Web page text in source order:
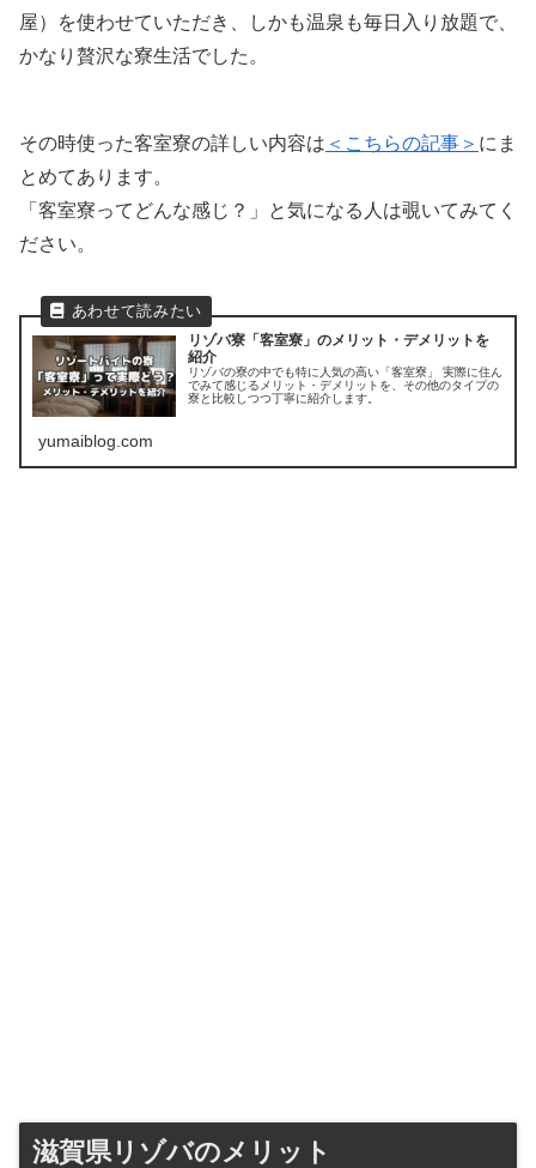
屋）を使わせていただき、しかも温泉も毎日入り放題で、
かなり贅沢な寮生活でした。
その時使った客室寮の詳しい内容は ＜こちらの記事＞ にま
とめてあります。
「客室寮ってどんな感じ？」と気になる人は覗いてみてく
ださい。
リゾバ寮「客室寮」のメリット・デメリットを
紹介
リゾバの寮の中でも特に人気の高い「客室寮」 実際に住ん
でみて感じるメリット・デメリットを、その他のタイプの
寮と比較しつつ丁寧に紹介します。
yumaiblog.com
滋賀県リゾバのメリット